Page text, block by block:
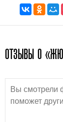
ОТЗЫВЫ О